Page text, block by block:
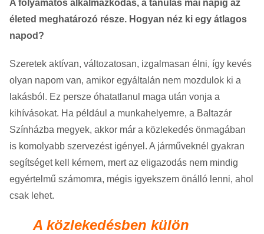
A folyamatos alkalmazkodás, a tanulás mai napig az
életed meghatározó része. Hogyan néz ki egy átlagos
napod?
Szeretek aktívan, változatosan, izgalmasan élni, így kevés
olyan napom van, amikor egyáltalán nem mozdulok ki a
lakásból. Ez persze óhatatlanul maga után vonja a
kihívásokat. Ha például a munkahelyemre, a Baltazár
Színházba megyek, akkor már a közlekedés önmagában
is komolyabb szervezést igényel. A járműveknél gyakran
segítséget kell kérnem, mert az eligazodás nem mindig
egyértelmű számomra, mégis igyekszem önálló lenni, ahol
csak lehet.
A közlekedésben külön